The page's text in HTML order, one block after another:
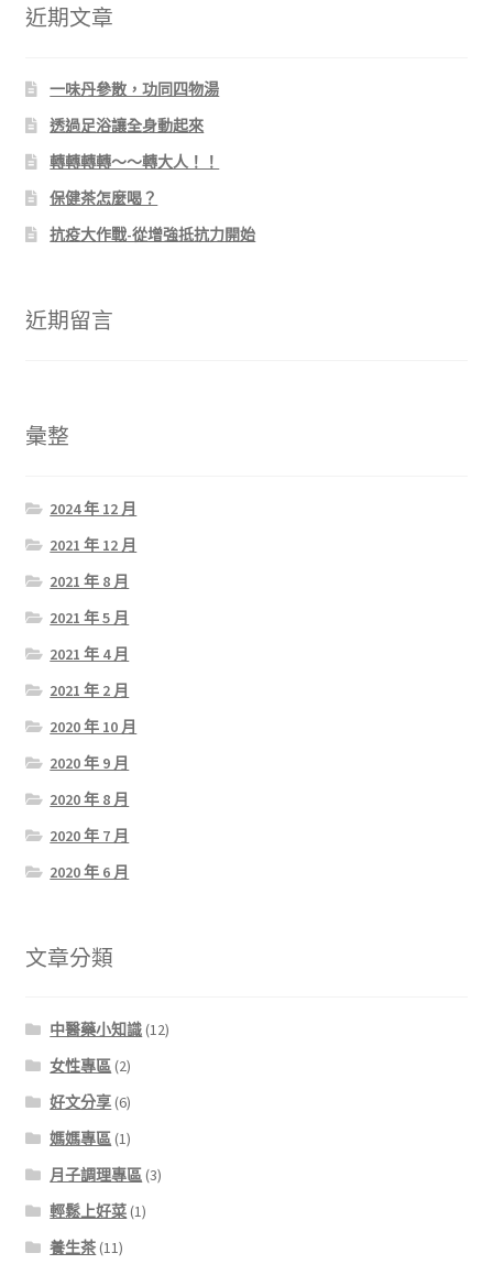
字:
近期文章
一味丹參散，功同四物湯
透過足浴讓全身動起來
轉轉轉轉～～轉大人！！
保健茶怎麼喝？
抗疫大作戰-從增強抵抗力開始
近期留言
彙整
2024 年 12 月
2021 年 12 月
2021 年 8 月
2021 年 5 月
2021 年 4 月
2021 年 2 月
2020 年 10 月
2020 年 9 月
2020 年 8 月
2020 年 7 月
2020 年 6 月
文章分類
中醫藥小知識 (12)
女性專區 (2)
好文分享 (6)
媽媽專區 (1)
月子調理專區 (3)
輕鬆上好菜 (1)
養生茶 (11)